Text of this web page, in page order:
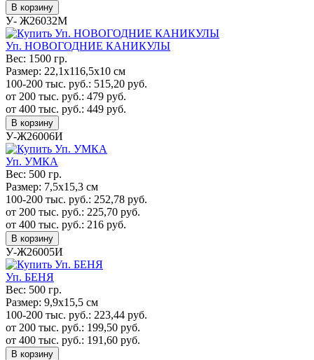
В корзину
У- Ж26032М
Уп. НОВОГОДНИЕ КАНИКУЛЫ
Вес: 1500 гр.
Размер: 22,1х116,5х10 см
100-200 тыс. руб.: 515,20 руб.
от 200 тыс. руб.: 479 руб.
от 400 тыс. руб.: 449 руб.
В корзину
У-Ж26006И
Уп. УМКА
Вес: 500 гр.
Размер: 7,5х15,3 см
100-200 тыс. руб.: 252,78 руб.
от 200 тыс. руб.: 225,70 руб.
от 400 тыс. руб.: 216 руб.
В корзину
У-Ж26005И
Уп. БЕНЯ
Вес: 500 гр.
Размер: 9,9х15,5 см
100-200 тыс. руб.: 223,44 руб.
от 200 тыс. руб.: 199,50 руб.
от 400 тыс. руб.: 191,60 руб.
В корзину